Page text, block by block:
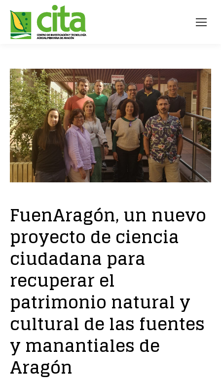
FuenAragón, un nuevo
proyecto de ciencia
ciudadana para
recuperar el
patrimonio natural y
cultural de las fuentes
y manantiales de
Aragón